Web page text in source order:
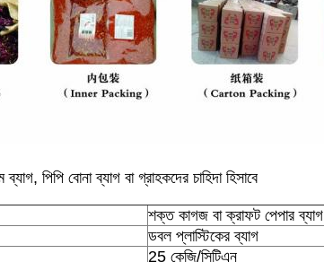
পিপি বোনা ব্যাগ বা গ্রাহকদের চাহিদা হিসাবে
শক্ত কাগজ বা ক্রাফট পেপার ব্যাগ
ডবল প্লাস্টিকের ব্যাগ
25 কেজি/সিটিএন